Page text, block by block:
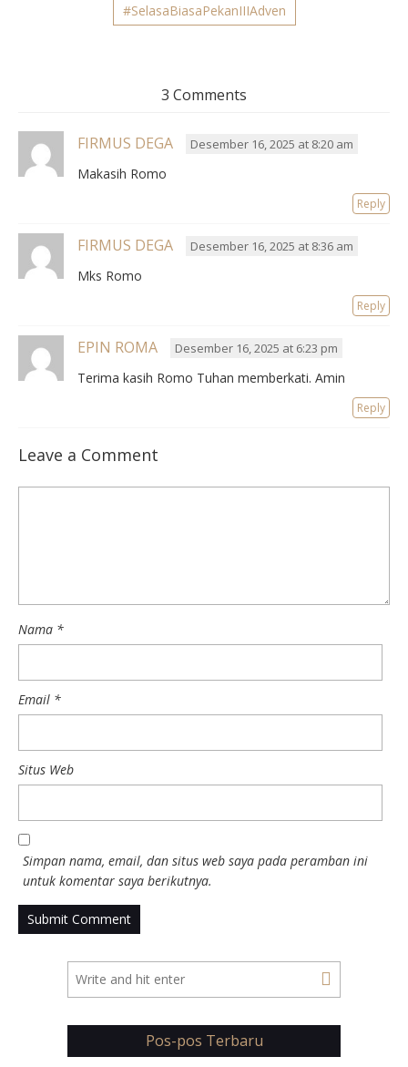
#SelasaBiasaPekanIIIAdven
3 Comments
FIRMUS DEGA Desember 16, 2025 at 8:20 am
Makasih Romo
Reply
FIRMUS DEGA Desember 16, 2025 at 8:36 am
Mks Romo
Reply
EPIN ROMA Desember 16, 2025 at 6:23 pm
Terima kasih Romo Tuhan memberkati. Amin
Reply
Leave a Comment
Nama *
Email *
Situs Web
Simpan nama, email, dan situs web saya pada peramban ini
untuk komentar saya berikutnya.
Pos-pos Terbaru